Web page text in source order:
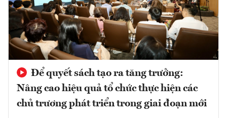
Để quyết sách tạo ra tăng trưởng:
Nâng cao hiệu quả tổ chức thực hiện các
chủ trương phát triển trong giai đoạn mới